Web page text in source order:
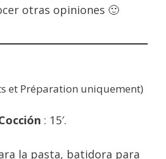
otras opiniones 🙂
et Préparation uniquement)
: 15′.
la pasta, batidora para